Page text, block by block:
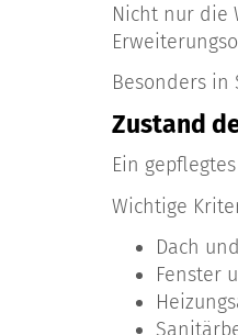
Nicht nur die
Besonders in
Zustand
Ein
Wichtige
Dach
Fenster